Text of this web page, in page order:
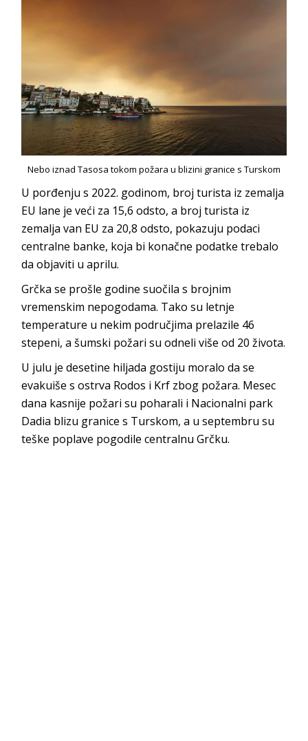
Nebo iznad Tasosa tokom požara u blizini granice s Turskom
U porđenju s 2022. godinom, broj turista iz zemalja
EU lane je veći za 15,6 odsto, a broj turista iz
zemalja van EU za 20,8 odsto, pokazuju podaci
centralne banke, koja bi konačne podatke trebalo
da objaviti u aprilu.
Grčka se prošle godine suočila s brojnim
vremenskim nepogodama. Tako su letnje
temperature u nekim područjima prelazile 46
stepeni, a šumski požari su odneli više od 20 života.
U julu je desetine hiljada gostiju moralo da se
evakuiše s ostrva Rodos i Krf zbog požara. Mesec
dana kasnije požari su poharali i Nacionalni park
Dadia blizu granice s Turskom, a u septembru su
teške poplave pogodile centralnu Grčku.